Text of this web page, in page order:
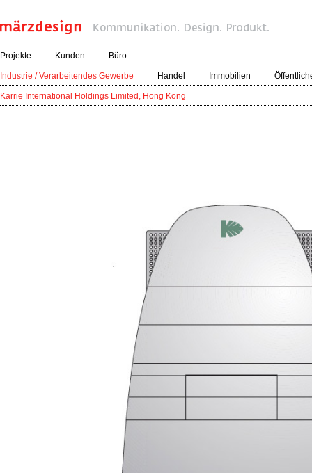
Projekte Kunden Büro
Industrie / Verarbeitendes Gewerbe Handel Immobilien
Karrie International Holdings Limited, Hong Kong